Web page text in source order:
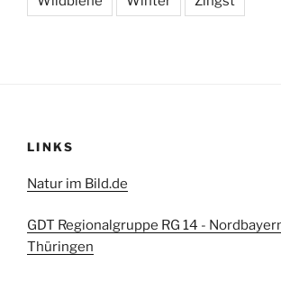
LINKS
Natur im Bild.de
GDT Regionalgruppe RG 14 -
Thüringen